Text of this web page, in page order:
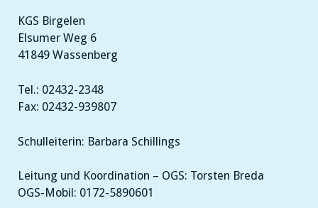
KGS Birgelen
Elsumer Weg 6
41849 Wassenberg
Tel.: 02432-2348
Fax: 02432-939807
Schulleiterin: Barbara Schillings
Leitung und Koordination – OGS: Torsten Breda
OGS-Mobil: 0172-5890601